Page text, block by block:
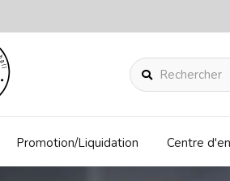
Rechercher
Promotion/Liquidation Centre